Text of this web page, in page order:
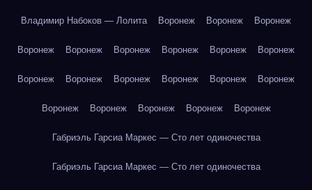
Владимир Набоков — Лолита Воронеж Воронеж Воронеж
Воронеж Воронеж Воронеж Воронеж Воронеж Воронеж
Воронеж Воронеж Воронеж Воронеж Воронеж Воронеж
Воронеж Воронеж Воронеж Воронеж Воронеж
Габриэль Гарсиа Маркес — Сто лет одиночества
Габриэль Гарсиа Маркес — Сто лет одиночества